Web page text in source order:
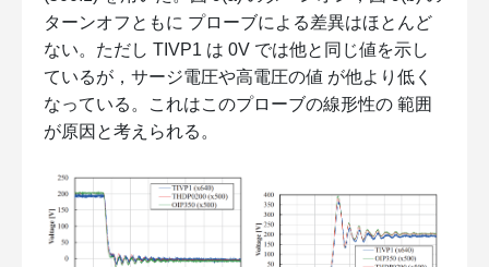
ターンオフともに プローブによる差異はほとんど
ない。ただし TIVP1 は 0V では他と同じ値を示し
ているが，サージ電圧や高電圧の値 が他より低く
なっている。これはこのプローブの線形性の 範囲
が原因と考えられる。